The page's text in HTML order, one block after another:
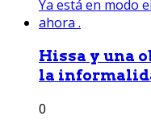
Hissa y una
la
0